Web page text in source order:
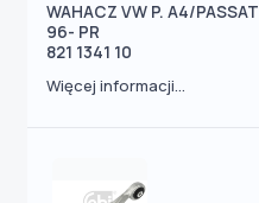
WAHACZ VW P. A4/PASSAT
96- PR
821 1341 10
Więcej informacji...